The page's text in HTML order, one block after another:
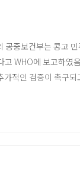
예방용 미허가
이러스 등 4가지 변
중보건부는 콩고
WHO에 보고하였
적인 검증이 촉구되
지역 사회에서 발생